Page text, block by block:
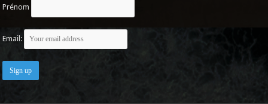
Prénom
Email: